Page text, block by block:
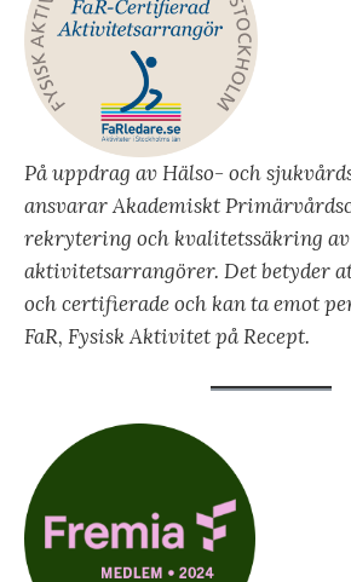
På uppdrag av Hälso- och
ansvarar Akademiskt
rekrytering och kvalitetssäkring av
aktivitetsarrangörer. Det betyder
och certifierade och kan ta emot
FaR, Fysisk Aktivitet på Recept.